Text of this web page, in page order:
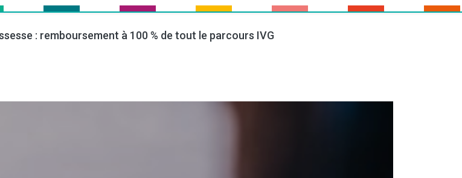
: remboursement à 100 % de tout le parcours IVG